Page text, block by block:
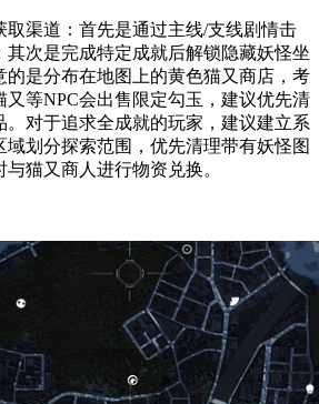
取渠道：首先是通过主线/支线剧情击
其次是完成特定成就后解锁隐藏妖怪坐
的是分布在地图上的黄色猫又商店，考
等NPC会出售限定勾玉，建议优先清
。对于追求全成就的玩家，建议建立系
划分探索范围，优先清理带有妖怪图
猫又商人进行物资兑换。